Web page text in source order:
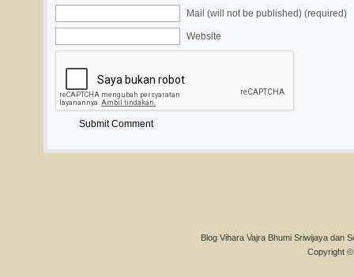
Mail (will not be published) (required)
Website
Blog Vihara Vajra Bhumi Sriwijaya dan
Copyright ©